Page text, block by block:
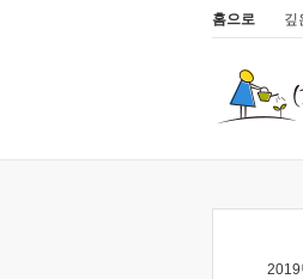
홈으로 깊
2019